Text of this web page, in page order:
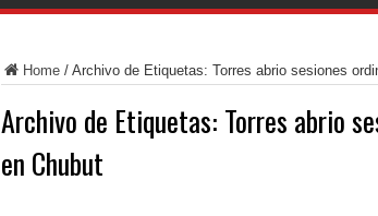
Home/ Archivo de Etiquetas: Torres abrio sesiones
Archivo de Etiquetas: Torres abrio
en Chubut